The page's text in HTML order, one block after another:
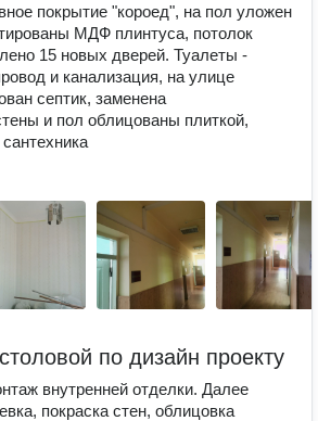
покрытие "короед", на пол уложен
МДФ плинтуса, потолок
15 новых дверей. Туалеты -
и канализация, на улице
септик, заменена
и пол облицованы плиткой,
по дизайн проекту
внутренней отделки. Далее
покраска стен, облицовка